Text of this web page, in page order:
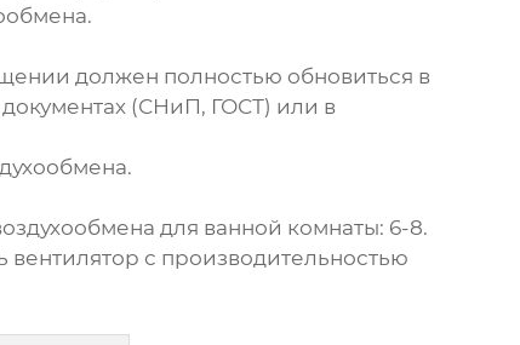
должен полностью обновиться в
(СНиП, ГОСТ) или в
для ванной комнаты: 6-8.
вентилятор с производительностью